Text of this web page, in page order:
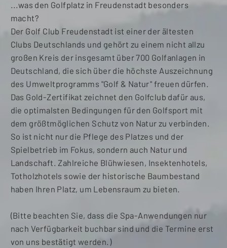
...was den Golfplatz in Freudenstadt besonders
macht?
Der Golf Club Freudenstadt ist einer der ältesten
Clubs Deutschlands und gehört zu einem nicht allzu
großen Kreis der insgesamt über 700 Golfanlagen in
Deutschland, die sich über die höchste Auszeichnung
des Umweltprogramms "Golf & Natur" freuen dürfen.
Das Gold-Zertifikat zeichnet den Golfclub dafür aus,
die optimalsten Bedingungen für den Golfsport mit
dem größtmöglichen Schutz von Natur zu verbinden.
So ist nicht nur die Pflege des Platzes und der
Spielbetrieb im Fokus, sondern auch Natur und
Landschaft. Zahlreiche Blühwiesen, Insektenhotels,
Totholzhotels sowie der historische Baumbestand
haben Ihren Platz, um Lebensraum zu bieten.
(Bitte beachten Sie, dass die Spa-Anwendungen nur
nach Verfügbarkeit buchbar sind und die Termine erst
von uns bestätigt werden.)